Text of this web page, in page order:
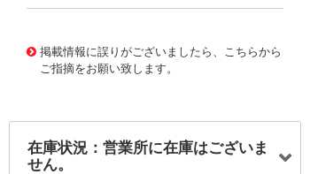
掲載情報に誤りがございましたら、こちらから
ご指摘をお願い致します。
在庫状況：営業所に在庫はございま
せん。